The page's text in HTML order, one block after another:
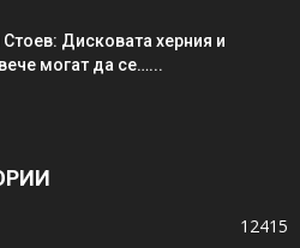
Дисковата херния и
могат да се…...
12415